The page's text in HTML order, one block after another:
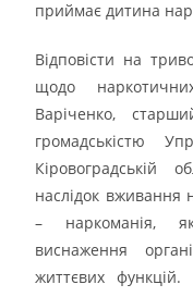
приймає дитина
Відповісти на
щодо
Варіченко,
громадськістю
наслідок вживання
– наркоманія,
виснаження
життєвих функцій.